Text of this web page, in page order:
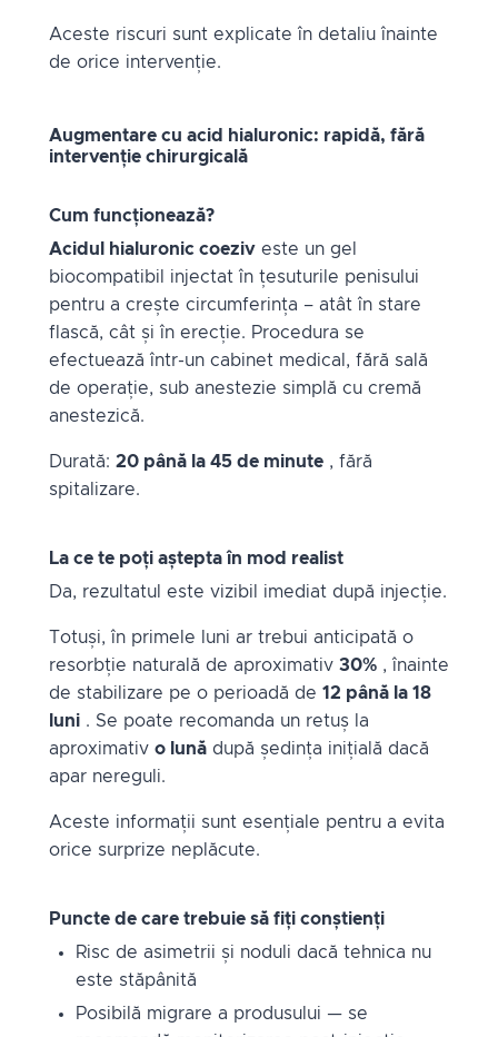
Aceste riscuri sunt explicate în detaliu înainte
de orice intervenție.
Augmentare cu acid hialuronic: rapidă, fără
intervenție chirurgicală
Cum funcționează?
Acidul hialuronic coeziv este un gel
biocompatibil injectat în țesuturile penisului
pentru a crește circumferința – atât în ​​stare
flască, cât și în erecție. Procedura se
efectuează într-un cabinet medical, fără sală
de operație, sub anestezie simplă cu cremă
anestezică.
Durată: 20 până la 45 de minute , fără
spitalizare.
La ce te poți aștepta în mod realist
Da, rezultatul este vizibil imediat după injecție.
Totuși, în primele luni ar trebui anticipată o
resorbție naturală de aproximativ 30% , înainte
de stabilizare pe o perioadă de 12 până la 18
luni . Se poate recomanda un retuș la
aproximativ o lună după ședința inițială dacă
apar nereguli.
Aceste informații sunt esențiale pentru a evita
orice surprize neplăcute.
Puncte de care trebuie să fiți conștienți
Risc de asimetrii și noduli dacă tehnica nu
este stăpânită
Posibilă migrare a produsului — se